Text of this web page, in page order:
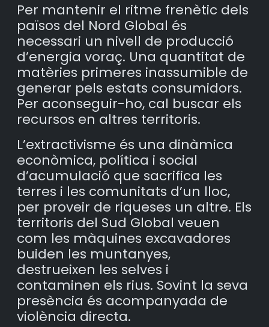
Per mantenir el ritme frenètic dels
països del Nord Global és
necessari un nivell de producció
d’energia voraç. Una quantitat de
matèries primeres inassumible de
generar pels estats consumidors.
Per aconseguir-ho, cal buscar els
recursos en altres territoris.
L’extractivisme és una dinàmica
econòmica, política i social
d’acumulació que sacrifica les
terres i les comunitats d’un lloc,
per proveir de riqueses un altre. Els
territoris del Sud Global veuen
com les màquines excavadores
buiden les muntanyes,
destrueixen les selves i
contaminen els rius. Sovint la seva
presència és acompanyada de
violència directa.